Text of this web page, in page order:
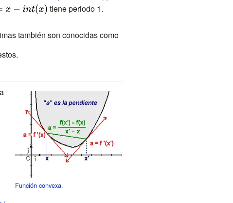
tiene periodo 1.
también son conocidas como
Función convexa.